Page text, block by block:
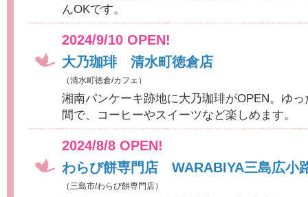
んOKです。
2024/9/10 OPEN!
大乃珈琲 清水町徳倉店
（清水町徳倉/カフェ）
湘南パンケーキ跡地に大乃珈琲がOPEN。ゆ
間で、コーヒーやスイーツなど楽しめます。
2024/8/8 OPEN!
わらび餅専門店 WARABIYA三島広小
（三島市/わらび餅専門店）